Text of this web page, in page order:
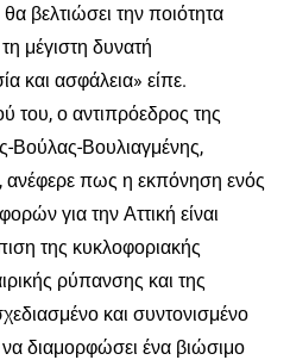
βελτιώσει την ποιότητα
μέγιστη δυνατή
και ασφάλεια» είπε.
του, ο αντιπρόεδρος της
Βουλιαγμένης,
ανέφερε πως η εκπόνηση ενός
για την Αττική είναι
της κυκλοφοριακής
ρύπανσης και της
και συντονισμένο
διαμορφώσει ένα βιώσιμο